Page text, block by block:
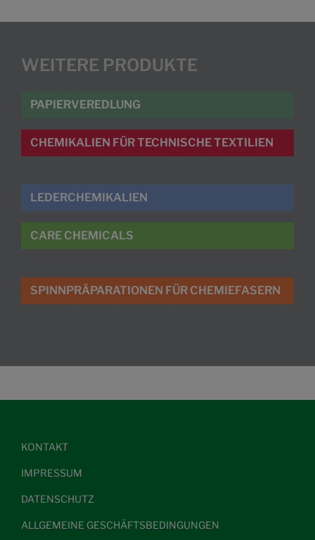
WEITERE PRODUKTE
PAPIERVEREDLUNG
CHEMIKALIEN FÜR TECHNISCHE TEXTILIEN
LEDERCHEMIKALIEN
CARE CHEMICALS
SPINNPRÄPARATIONEN FÜR CHEMIEFASERN
KONTAKT
IMPRESSUM
DATENSCHUTZ
ALLGEMEINE GESCHÄFTSBEDINGUNGEN